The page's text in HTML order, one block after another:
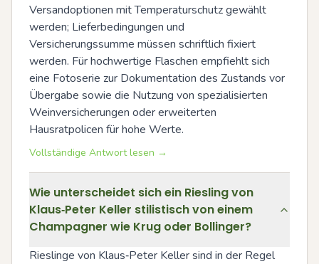
Versandoptionen mit Temperaturschutz gewählt
werden; Lieferbedingungen und
Versicherungssumme müssen schriftlich fixiert
werden. Für hochwertige Flaschen empfiehlt sich
eine Fotoserie zur Dokumentation des Zustands vor
Übergabe sowie die Nutzung von spezialisierten
Weinversicherungen oder erweiterten
Hausratpolicen für hohe Werte.
Vollständige Antwort lesen →
Wie unterscheidet sich ein Riesling von
Klaus‑Peter Keller stilistisch von einem
Champagner wie Krug oder Bollinger?
Rieslinge von Klaus‑Peter Keller sind in der Regel